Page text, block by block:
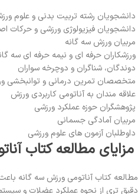
دانشجویان رشته تربیت بدنی و علوم
دانشجویان فیزیولوژی ورزشی و حرکات
مربیان ورزش سه گانه
ورزشکاران حرفه ای و نیمه حرفه ای سه
دوندگان، شناگران و دوچرخه سواران
متخصصان تمرین درمانی و توانبخشی
علاقه مندان به آناتومی کاربردی ورزش
پژوهشگران حوزه عملکرد ورزشی
مربیان آمادگی جسمانی
داوطلبان آزمون های علوم ورزشی
مزایای مطالعه کتاب
مطالعه کتاب آناتومی ورزش سه گانه
دقیق تری از نحوه عملکرد عضلات و